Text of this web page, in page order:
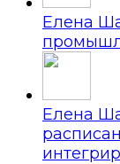
Елена
Елена